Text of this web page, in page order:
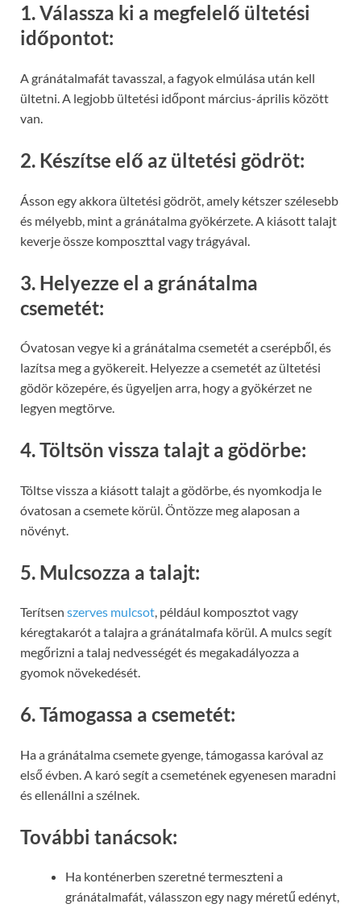
1. Válassza ki a megfelelő ültetési
időpontot:
A gránátalmafát tavasszal, a fagyok elmúlása után kell
ültetni. A legjobb ültetési időpont március-április között
van.
2. Készítse elő az ültetési gödröt:
Ásson egy akkora ültetési gödröt, amely kétszer szélesebb
és mélyebb, mint a gránátalma gyökérzete. A kiásott talajt
keverje össze komposzttal vagy trágyával.
3. Helyezze el a gránátalma
csemetét:
Óvatosan vegye ki a gránátalma csemetét a cserépből, és
lazítsa meg a gyökereit. Helyezze a csemetét az ültetési
gödör közepére, és ügyeljen arra, hogy a gyökérzet ne
legyen megtörve.
4. Töltsön vissza talajt a gödörbe:
Töltse vissza a kiásott talajt a gödörbe, és nyomkodja le
óvatosan a csemete körül. Öntözze meg alaposan a
növényt.
5. Mulcsozza a talajt:
Terítsen szerves mulcsot, például komposztot vagy
kéregtakarót a talajra a gránátalmafa körül. A mulcs segít
megőrizni a talaj nedvességét és megakadályozza a
gyomok növekedését.
6. Támogassa a csemetét:
Ha a gránátalma csemete gyenge, támogassa karóval az
első évben. A karó segít a csemetének egyenesen maradni
és ellenállni a szélnek.
További tanácsok:
Ha konténerben szeretné termeszteni a
gránátalmafát, válasszon egy nagy méretű edényt,